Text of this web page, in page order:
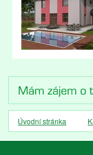
Úvodní stránka